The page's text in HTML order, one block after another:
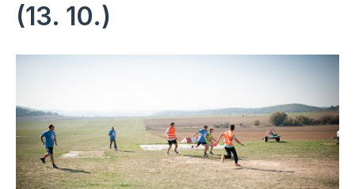
(13. 10.)